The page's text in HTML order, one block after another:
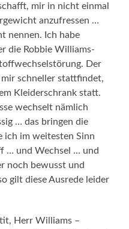
mir in nicht einmal
anzufressen …
nennen. Ich habe
die Robbie Williams-
Der
schneller stattfindet,
Kleiderschrank statt.
wechselt nämlich
… das bringen die
ich im weitesten Sinn
… und Wechsel … und
noch bewusst und
gilt diese Ausrede leider
Herr Williams –